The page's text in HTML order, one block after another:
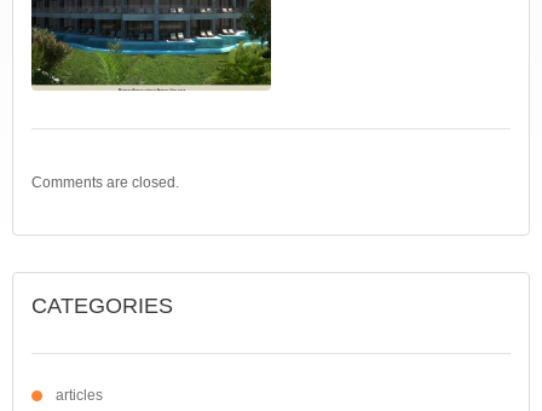
Comments are closed.
CATEGORIES
articles